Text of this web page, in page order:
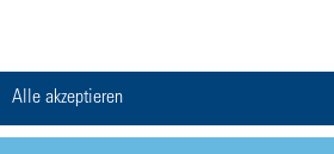
Alle akzeptieren